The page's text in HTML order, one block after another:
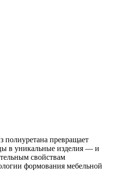
полиуретана превращает
в уникальные изделия — и
свойствам
формования мебельной